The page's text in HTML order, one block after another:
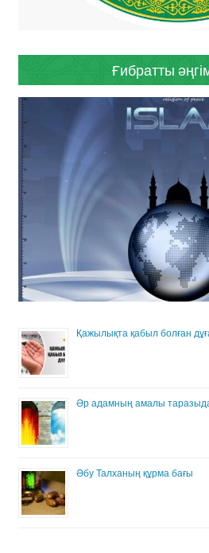
Ғибратты
Қажылықта қабыл болған
Әр адамның амалы
Әбу Талханың құрма бағы